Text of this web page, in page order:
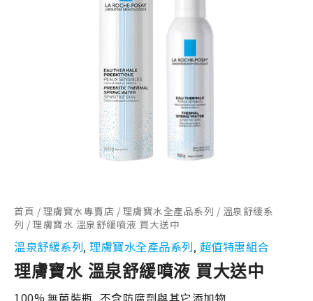
首頁 / 理膚寶水專賣店 / 理膚寶水全產品系列 / 溫泉舒緩系
列 / 理膚寶水 溫泉舒緩噴液 買大送中
溫泉舒緩系列, 理膚寶水全產品系列, 超值特惠組合
理膚寶水 溫泉舒緩噴液 買大送中
100% 無菌裝瓶 ,不含防腐劑與其它添加物
格：
NT$ 1,170。
價
格：
NT$ 720。